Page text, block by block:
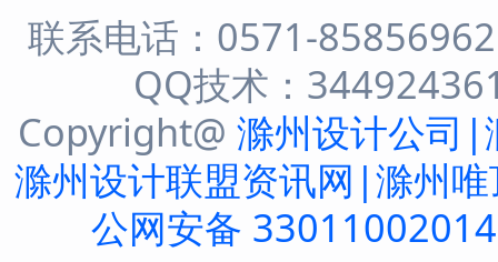
联系电话：0571-
QQ技术：
Copyright@ 滁州设计公司|
滁州设计联盟资讯网|滁州
公网安备